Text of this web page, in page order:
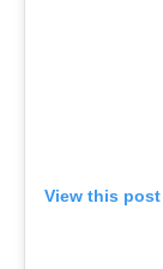
View this